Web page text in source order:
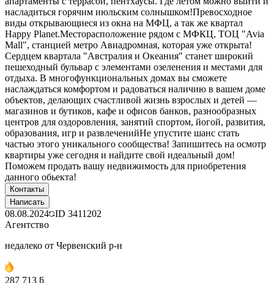
насладиться горячим июльским солнышком!Превосходное
виды открывающиеся из окна на МФЦ, а так же квартал
Happy Planet.Месторасположение рядом с МФКЦ, ТОЦ "Avia
Mall", станцией метро Авиадромная, которая уже открыта!
Сердцем квартала "Австралия и Океания" станет широкий
пешеходный бульвар с элементами озеленения и местами для
отдыха. В многофункциональных домах вы сможете
наслаждаться комфортом и радоваться наличию в вашем доме
объектов, делающих счастливой жизнь взрослых и детей —
магазинов и бутиков, кафе и офисов банков, разнообразных
центров для оздоровления, занятий спортом, йогой, развития,
образования, игр и развлеченийНе упустите шанс стать
частью этого уникального сообщества! Запишитесь на осмотр
квартиры уже сегодня и найдите свой идеальный дом!
Поможем продать вашу недвижимость для приобретения
данного обьекта!
Контакты
Написать
08.08.2024 ID 3411202
Агентство
недалеко от Червенский р-н
287 713 ƃ